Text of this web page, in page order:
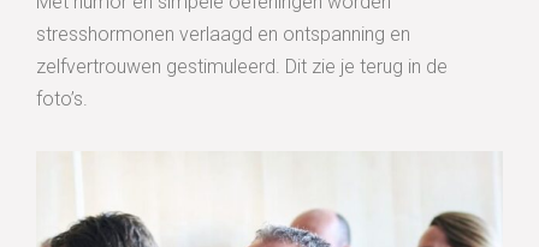
stresshormonen verlaagd en ontspanning en
zelfvertrouwen gestimuleerd. Dit zie je terug in de
foto’s.